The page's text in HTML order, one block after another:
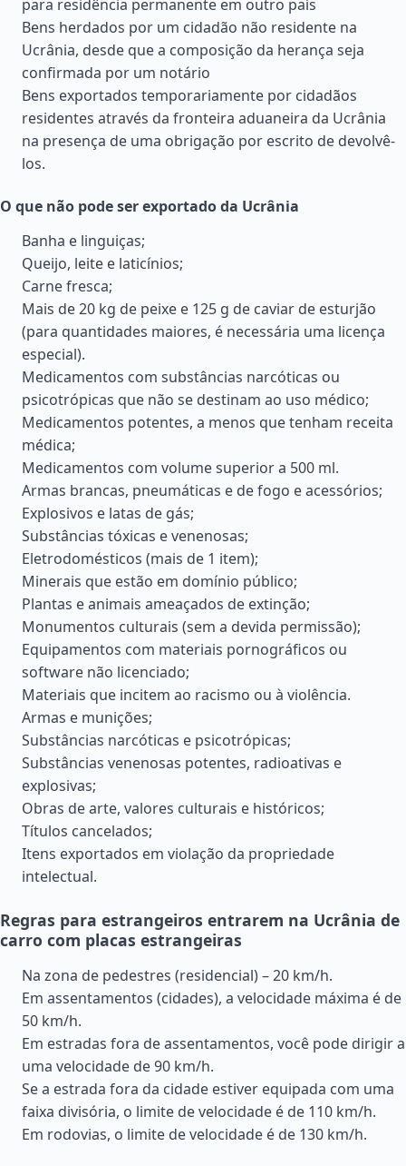
para residência permanente em outro país
Bens herdados por um cidadão não residente na
Ucrânia, desde que a composição da herança seja
confirmada por um notário
Bens exportados temporariamente por cidadãos
residentes através da fronteira aduaneira da Ucrânia
na presença de uma obrigação por escrito de devolvê-
los.
O que não pode ser exportado da Ucrânia
Banha e linguiças;
Queijo, leite e laticínios;
Carne fresca;
Mais de 20 kg de peixe e 125 g de caviar de esturjão
(para quantidades maiores, é necessária uma licença
especial).
Medicamentos com substâncias narcóticas ou
psicotrópicas que não se destinam ao uso médico;
Medicamentos potentes, a menos que tenham receita
médica;
Medicamentos com volume superior a 500 ml.
Armas brancas, pneumáticas e de fogo e acessórios;
Explosivos e latas de gás;
Substâncias tóxicas e venenosas;
Eletrodomésticos (mais de 1 item);
Minerais que estão em domínio público;
Plantas e animais ameaçados de extinção;
Monumentos culturais (sem a devida permissão);
Equipamentos com materiais pornográficos ou
software não licenciado;
Materiais que incitem ao racismo ou à violência.
Armas e munições;
Substâncias narcóticas e psicotrópicas;
Substâncias venenosas potentes, radioativas e
explosivas;
Obras de arte, valores culturais e históricos;
Títulos cancelados;
Itens exportados em violação da propriedade
intelectual.
Regras para estrangeiros entrarem na Ucrânia de
carro com placas estrangeiras
Na zona de pedestres (residencial) – 20 km/h.
Em assentamentos (cidades), a velocidade máxima é de
50 km/h.
Em estradas fora de assentamentos, você pode dirigir a
uma velocidade de 90 km/h.
Se a estrada fora da cidade estiver equipada com uma
faixa divisória, o limite de velocidade é de 110 km/h.
Em rodovias, o limite de velocidade é de 130 km/h.